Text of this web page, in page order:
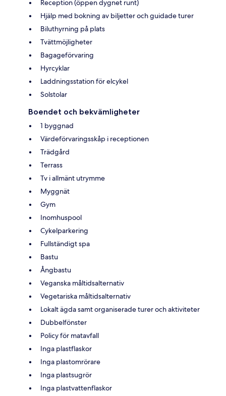
Reception (öppen dygnet runt)
Hjälp med bokning av biljetter och guidade turer
Biluthyrning på plats
Tvättmöjligheter
Bagageförvaring
Hyrcyklar
Laddningsstation för elcykel
Solstolar
Boendet och bekvämligheter
1 byggnad
Värdeförvaringsskåp i receptionen
Trädgård
Terrass
Tv i allmänt utrymme
Myggnät
Gym
Inomhuspool
Cykelparkering
Fullständigt spa
Bastu
Ångbastu
Veganska måltidsalternativ
Vegetariska måltidsalternativ
Lokalt ägda samt organiserade turer och aktiviteter
Dubbelfönster
Policy för matavfall
Inga plastflaskor
Inga plastomrörare
Inga plastsugrör
Inga plastvattenflaskor